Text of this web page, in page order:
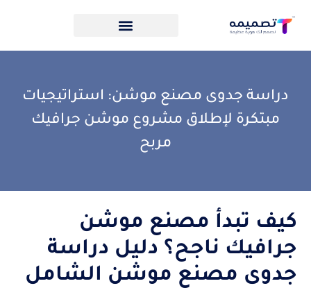
دراسة جدوى مصنع موشن: استراتيجيات
مبتكرة لإطلاق مشروع موشن جرافيك
مربح
كيف تبدأ مصنع موشن
جرافيك ناجح؟ دليل دراسة
جدوى مصنع موشن الشامل